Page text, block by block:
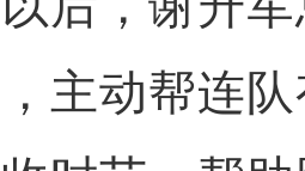
主动帮连